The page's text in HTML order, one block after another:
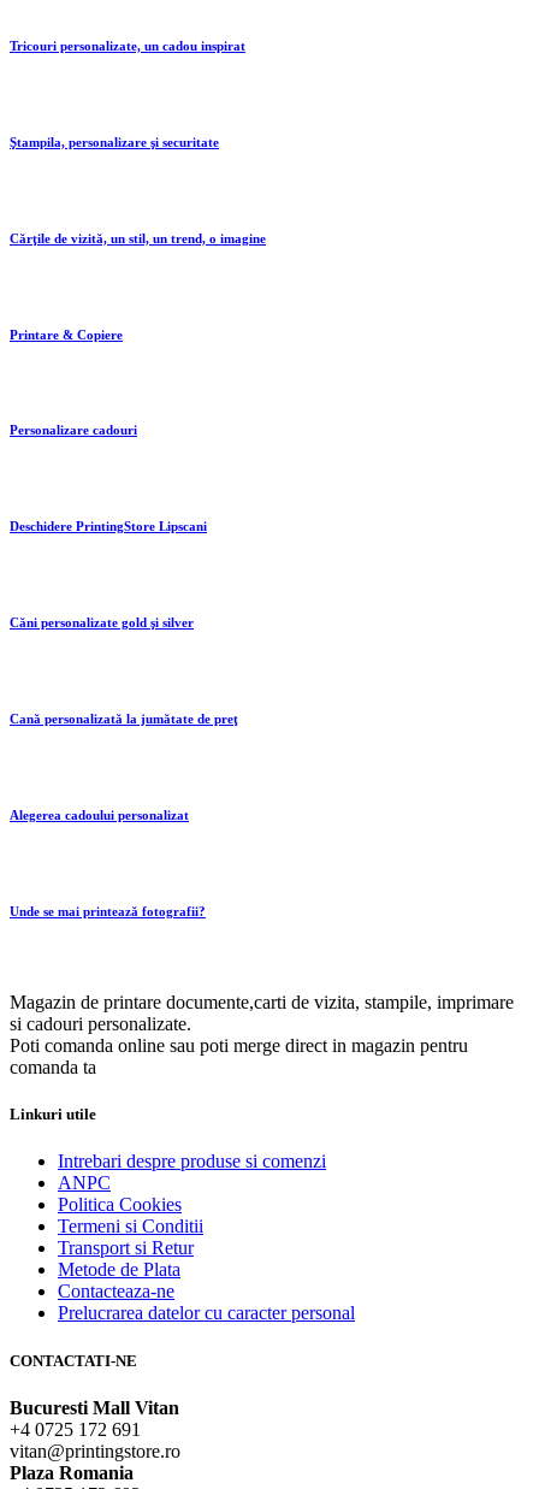
Tricouri personalizate, un cadou inspirat
Ştampila, personalizare şi securitate
Cărţile de vizită, un stil, un trend, o imagine
Printare & Copiere
Personalizare cadouri
Deschidere PrintingStore Lipscani
Căni personalizate gold şi silver
Cană personalizată la jumătate de preţ
Alegerea cadoului personalizat
Unde se mai printează fotografii?
Magazin de printare documente,carti de vizita, stampile, imprimare
si cadouri personalizate.
Poti comanda online sau poti merge direct in magazin pentru
comanda ta
Linkuri utile
Intrebari despre produse si comenzi
ANPC
Politica Cookies
Termeni si Conditii
Transport si Retur
Metode de Plata
Contacteaza-ne
Prelucrarea datelor cu caracter personal
CONTACTATI-NE
Bucuresti Mall Vitan
+4 0725 172 691
vitan@printingstore.ro
Plaza Romania